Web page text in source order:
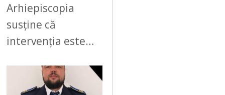
Arhiepiscopia
susține că
intervenția este…